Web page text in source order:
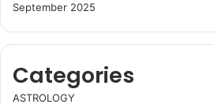
September 2025
Categories
ASTROLOGY